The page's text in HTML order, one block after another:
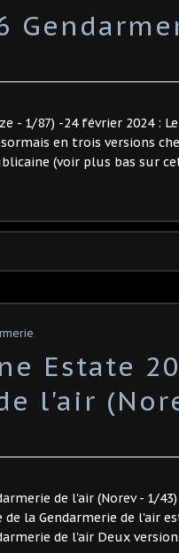
- 1/87) -24 février 2024 :
en trois versions
(voir plus bas sur
Estate
l'air
de l'air (Norev - 1/
la Gendarmerie de l'air
de l'air Deux